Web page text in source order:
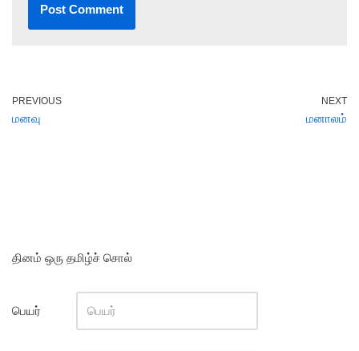
PREVIOUS
மனவு
NEXT
மனாலம்
தினம் ஒரு தமிழ்ச் சொல்
பெயர்